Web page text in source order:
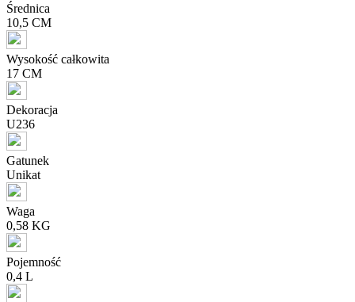
Średnica
10,5 CM
Wysokość całkowita
17 CM
Dekoracja
U236
Gatunek
Unikat
Waga
0,58 KG
Pojemność
0,4 L